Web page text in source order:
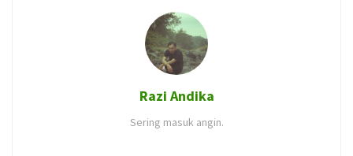
Razi Andika
Sering masuk angin.